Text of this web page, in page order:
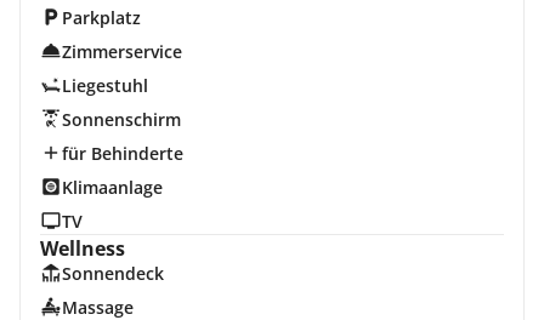
Parkplatz
Zimmerservice
Liegestuhl
Sonnenschirm
für Behinderte
Klimaanlage
TV
Wellness
Sonnendeck
Massage